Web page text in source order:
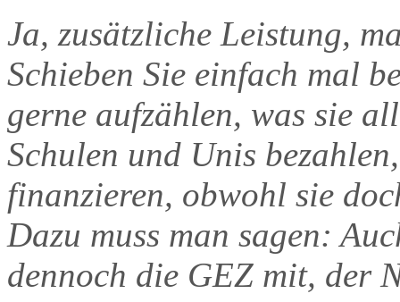
Ja, zusätzliche Leistung,
Schieben Sie einfach mal
gerne aufzählen, was sie
Schulen und Unis
finanzieren, obwohl sie
Dazu muss man sagen:
dennoch die GEZ mit, der